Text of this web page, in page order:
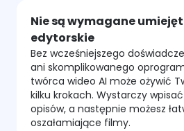
Nie są wymagane
edytorskie
Bez wcześniejszego
ani skomplikowanego
twórca wideo AI może ożywić
kilku krokach. Wystarczy
opisów, a następnie możesz
oszałamiające filmy.